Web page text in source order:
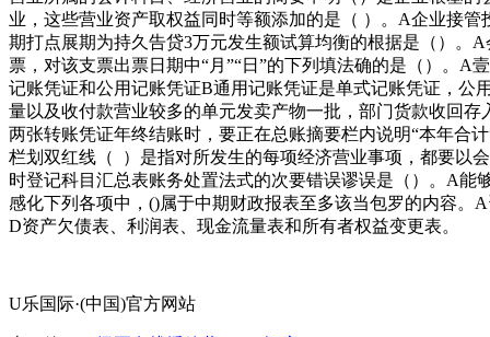
业，这些营业资产取权益同时等额添加的是（ ）。A企业接
期打点展期为持久告贷3万元发生额试算均衡的根据是（）。
票，对该支票出票日期中“月”“日”的下列填法确的是（）。
记账凭证和公用记账凭证B通用记账凭证是单式记账凭证，公
量以及收付款营业较多的单元发卖产物一批，部门货款收回
两张转账凭证年终结账时，要正在总账摘要栏内说明“本年合
栏划双红线（ ）是指对所发生的每项经济营业事项，都要以
时登记科目汇总表账务处置法式的次要错误谬误是（）。A
感化下列各项中，()属于中期财政报表至多该当包罗的内容。
D资产欠债表、利润表、现金流量表和所有者权益变更表。
U乐国际·(中国)官方网站